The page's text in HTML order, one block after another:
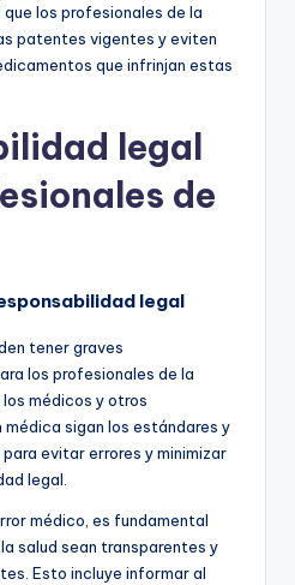
los profesionales de la
patentes vigentes y eviten
que infrinjan estas
legal
de
legal
tener graves
los profesionales de la
médicos y otros
sigan los estándares y
evitar errores y minimizar
legal.
médico, es fundamental
salud sean transparentes y
Esto incluye informar al